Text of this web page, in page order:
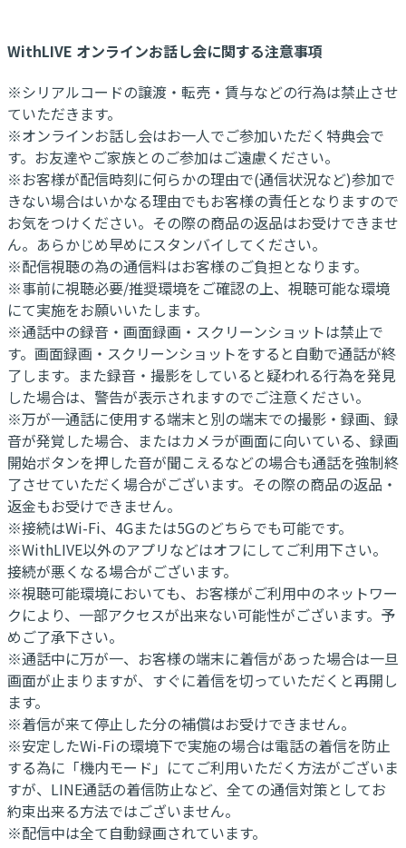
WithLIVE オンラインお話し会に関する注意事項
※シリアルコードの譲渡・転売・賃与などの行為は禁止させ
ていただきます。
※オンラインお話し会はお一人でご参加いただく特典会で
す。お友達やご家族とのご参加はご遠慮ください。
※お客様が配信時刻に何らかの理由で(通信状況など)参加で
きない場合はいかなる理由でもお客様の責任となりますので
お気をつけください。その際の商品の返品はお受けできませ
ん。あらかじめ早めにスタンバイしてください。
※配信視聴の為の通信料はお客様のご負担となります。
※事前に視聴必要/推奨環境をご確認の上、視聴可能な環境
にて実施をお願いいたします。
※通話中の録音・画面録画・スクリーンショットは禁止で
す。画面録画・スクリーンショットをすると自動で通話が終
了します。また録音・撮影をしていると疑われる行為を発見
した場合は、警告が表示されますのでご注意ください。
※万が一通話に使用する端末と別の端末での撮影・録画、録
音が発覚した場合、またはカメラが画面に向いている、録画
開始ボタンを押した音が聞こえるなどの場合も通話を強制終
了させていただく場合がございます。その際の商品の返品・
返金もお受けできません。
※接続はWi-Fi、4Gまたは5Gのどちらでも可能です。
※WithLIVE以外のアプリなどはオフにしてご利用下さい。
接続が悪くなる場合がございます。
※視聴可能環境においても、お客様がご利用中のネットワー
クにより、一部アクセスが出来ない可能性がございます。予
めご了承下さい。
※通話中に万が一、お客様の端末に着信があった場合は一旦
画面が止まりますが、すぐに着信を切っていただくと再開し
ます。
※着信が来て停止した分の補償はお受けできません。
※安定したWi-Fiの環境下で実施の場合は電話の着信を防止
する為に「機内モード」にてご利用いただく方法がございま
すが、LINE通話の着信防止など、全ての通信対策としてお
約束出来る方法ではございません。
※配信中は全て自動録画されています。